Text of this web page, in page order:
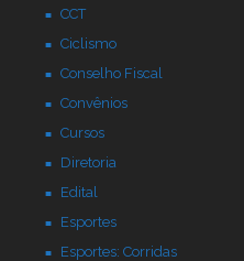
CCT
Ciclismo
Conselho Fiscal
Convênios
Cursos
Diretoria
Edital
Esportes
Esportes: Corridas